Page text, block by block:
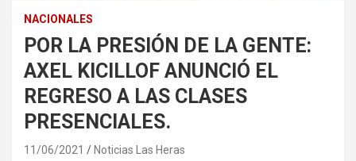
NACIONALES
POR LA PRESIÓN DE LA GENTE:
AXEL KICILLOF ANUNCIÓ EL
REGRESO A LAS CLASES
PRESENCIALES.
11/06/2021 Noticias Las Heras